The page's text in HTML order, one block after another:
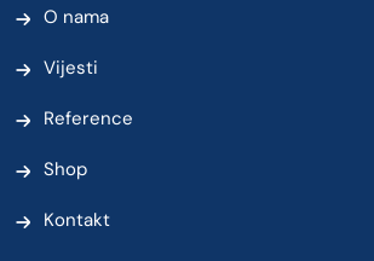
O nama
Vijesti
Reference
Shop
Kontakt